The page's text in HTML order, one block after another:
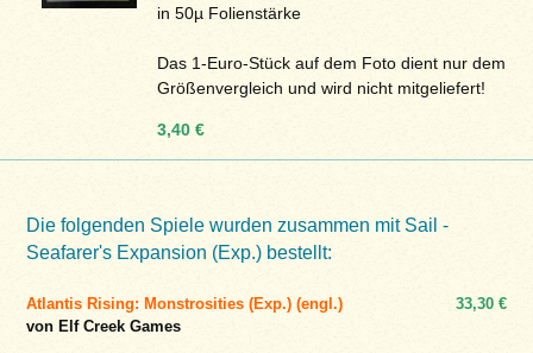
in 50µ Folienstärke
Das 1-Euro-Stück auf dem Foto dient nur dem
Größenvergleich und wird nicht mitgeliefert!
3,40 €
Die folgenden Spiele wurden zusammen mit Sail -
Seafarer's Expansion (Exp.) bestellt:
Atlantis Rising: Monstrosities (Exp.) (engl.)
von Elf Creek Games
33,30 €